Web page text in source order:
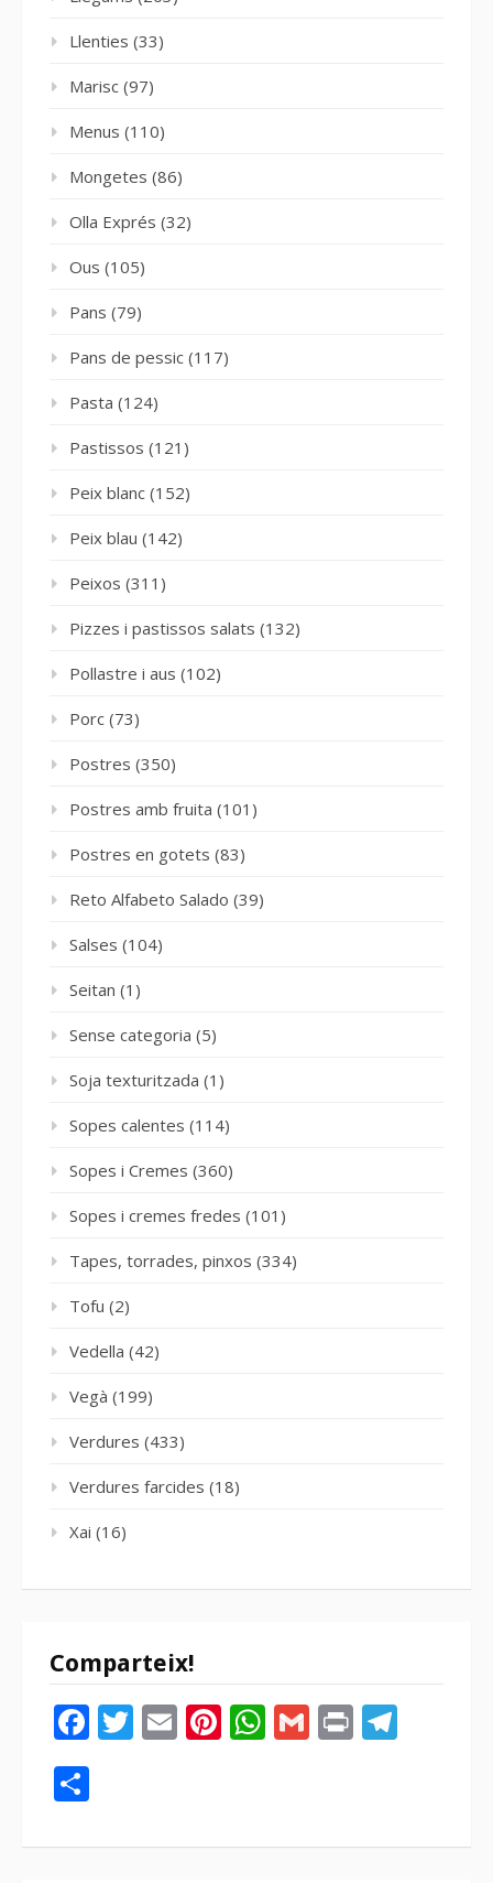
Llenties (33)
Marisc (97)
Menus (110)
Mongetes (86)
Olla Exprés (32)
Ous (105)
Pans (79)
Pans de pessic (117)
Pasta (124)
Pastissos (121)
Peix blanc (152)
Peix blau (142)
Peixos (311)
Pizzes i pastissos salats (132)
Pollastre i aus (102)
Porc (73)
Postres (350)
Postres amb fruita (101)
Postres en gotets (83)
Reto Alfabeto Salado (39)
Salses (104)
Seitan (1)
Sense categoria (5)
Soja texturitzada (1)
Sopes calentes (114)
Sopes i Cremes (360)
Sopes i cremes fredes (101)
Tapes, torrades, pinxos (334)
Tofu (2)
Vedella (42)
Vegà (199)
Verdures (433)
Verdures farcides (18)
Xai (16)
Comparteix!
Facebook
Twitter
EmailPinterest
WhatsApp
Gmail
Print